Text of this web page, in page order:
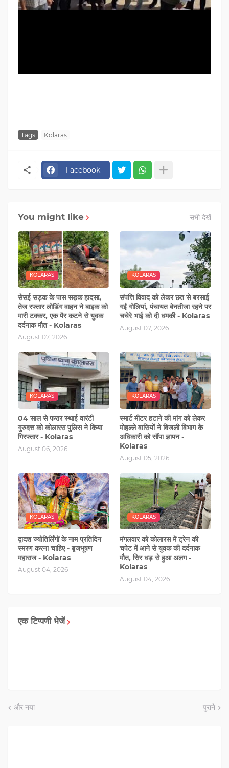
Tags Kolaras
Facebook
You might like सभी देखें
KOLARAS
सेसई सड़क के पास सड़क हादसा,
तेज रफ्तार लोडिंग वाहन ने बाइक को
मारी टक्‍कर, एक पैर कटने से युवक
दर्दनाक मौत - Kolaras
August 07, 2026
KOLARAS
संपत्ति विवाद को लेकर छत से बरसाई
गईं गोलियां, पंचायत बेनतीजा रहने पर
चचेरे भाई को दी धमकी - Kolaras
August 07, 2026
KOLARAS
04 साल से फरार स्थाई वारंटी
गुरुदत्त को कोलारस पुलिस ने किया
गिरफ्तार - Kolaras
August 06, 2026
KOLARAS
स्मार्ट मीटर हटाने की मांग को लेकर
मोहल्‍ले वासियों ने विजली विभाग के
अधिकारी को सौंंपा ज्ञापन -
Kolaras
August 05, 2026
KOLARAS
द्वादश ज्योतिर्लिंगों के नाम प्रतिदिन
स्मरण करना चाहिए - बृजभूषण
महाराज - Kolaras
August 04, 2026
KOLARAS
मंगलवार को कोलारस में ट्रेन की
चपेट में आने से युवक की दर्दनाक
मौत, सिर धड़ से हुआ अलग -
Kolaras
August 04, 2026
एक टिप्पणी भेजें
और नया पुराने